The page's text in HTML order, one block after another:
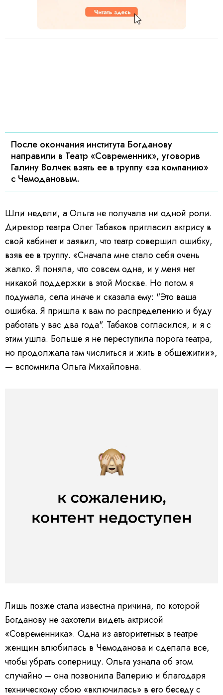
После окончания института Богданову
направили в Театр «Современник», уговорив
Галину Волчек взять ее в труппу «за компанию»
с Чемодановым.
Шли недели, а Ольга не получала ни одной роли.
Директор театра Олег Табаков пригласил актрису в
свой кабинет и заявил, что театр совершил ошибку,
взяв ее в труппу. «Сначала мне стало себя очень
жалко. Я поняла, что совсем одна, и у меня нет
никакой поддержки в этой Москве. Но потом я
подумала, села иначе и сказала ему: "Это ваша
ошибка. Я пришла к вам по распределению и буду
работать у вас два года". Табаков согласился, и я с
этим ушла. Больше я не переступила порога театра,
но продолжала там числиться и жить в общежитии»,
— вспомнила Ольга Михайловна.
Лишь позже стала известна причина, по которой
Богданову не захотели видеть актрисой
«Современника». Одна из авторитетных в театре
женщин влюбилась в Чемоданова и сделала все,
чтобы убрать соперницу. Ольга узнала об этом
случайно – она позвонила Валерию и благодаря
техническому сбою «включилась» в его беседу с